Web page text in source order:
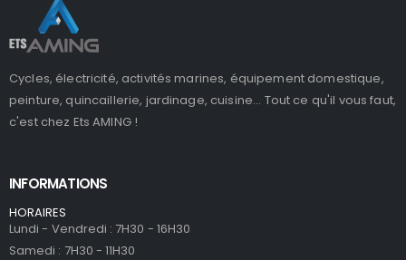
Cycles, électricité, activités marines, équipement domestique,
peinture, quincaillerie, jardinage, cuisine... Tout ce qu'il vous faut,
c'est chez Ets AMING !
INFORMATIONS
HORAIRES
Lundi - Vendredi : 7H30 - 16H30
Samedi : 7H30 - 11H30